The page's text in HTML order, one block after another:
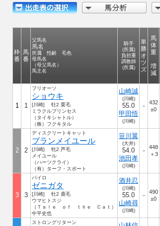
枠
番
馬
番
父馬名
馬名
所属 性齢 毛色
母馬名
（母父馬名）
馬主名
騎手
(所属)
負担重
調教師
(所属)
単
勝
オ
ツ
ズ
馬
体
重
増
減
1 1
フリオーソ
ショウキ
[川崎] 牡2 栗毛
ミラクルプリンセス
（タイキシャトル）
（株）フクキタル
山崎誠
(川崎)
55.0
甲田悟
(川崎)
－
432
±0
2 2
ディスクリートキャット
ブランメイユール
[川崎] 牝2 芦毛
メイユール
（ハーツクライ）
（有）ターフ・スポート
笹川翼
(大井)
54.0
池田孝
(川崎)
－
448
＋3
3 3
パイロ
ゼニガタ
[川崎] 牡2 鹿毛
ウマヒトスジ
（Ｔａｌｅ ｏｆ ｔｈｅ Ｃａｔ）
中平史也
酒井忍
(川崎)
55.0
山崎尋
(川崎)
－
490
±0
ストロングリターン